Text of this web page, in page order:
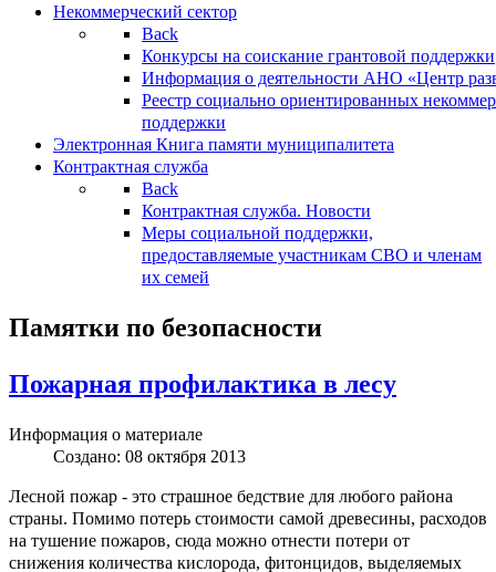
Некоммерческий сектор
Back
Конкурсы на соискание грантовой поддержки
Информация о деятельности АНО «Центр
Реестр социально ориентированных
поддержки
Электронная Книга памяти муниципалитета
Контрактная служба
Back
Контрактная служба. Новости
Меры социальной поддержки,
предоставляемые участникам СВО и членам
их семей
Памятки по безопасности
Пожарная профилактика в лесу
Информация о материале
Создано: 08 октября 2013
Лесной пожар - это страшное бедствие для любого района
страны. Помимо потерь стоимости самой древесины, расходов
на тушение пожаров, сюда можно отнести потери от
снижения количества кислорода, фитонцидов, выделяемых